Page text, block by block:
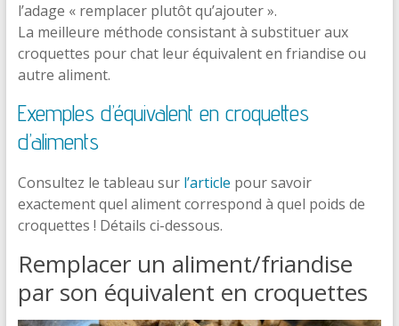
l’adage « remplacer plutôt qu’ajouter ».
La meilleure méthode consistant à substituer aux
croquettes pour chat leur équivalent en friandise ou
autre aliment.
Exemples d’équivalent en croquettes
d’aliments
Consultez le tableau sur l’article pour savoir
exactement quel aliment correspond à quel poids de
croquettes ! Détails ci-dessous.
Remplacer un aliment/friandise
par son équivalent en croquettes